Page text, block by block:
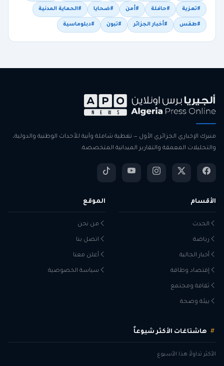
#تعزية #حافلة #أمن #ضحايا #الحماية المدنية
#طقس #أخبار الجزائر #تبون #دبلوماسية
منبرك الإخباري الجزائري الأول — تغطية شاملة وآنية للأحداث الوطنية والدولية،
والتحليلات المعمقة والتقارير الميدانية المتخصصة.
الأقسام
الحدث
رياضة
أخبار الجالية
إقتصاد وطاقة
ثقافة ومجتمع
بيئة وصحة
الموقع
من نحن
اتصل بنا
أعلن معنا
سياسة الخصوصية
هاشتاغات الأكثر شيوعاً
الأكثر تداولاً هذا الأسبوع